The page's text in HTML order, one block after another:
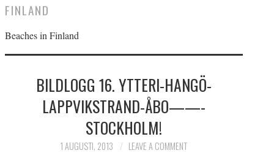
BEACHWALKER
MY CAR FRIEND
FINLAND
Beaches in Finland
BILDLOGG 16. YTTERI-HANGÖ-
LAPPVIKSTRAND-ÅBO——-
STOCKHOLM!
1 AUGUSTI, 2013 LEAVE A COMMENT